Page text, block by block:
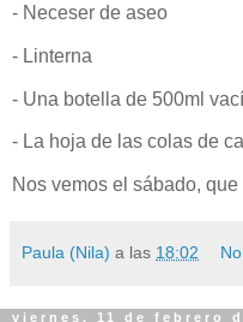
- Neceser de aseo
- Linterna
- Una botella de 500ml
- La hoja de las colas de
Nos vemos el sábado,
Paula (Nila) a las 18:02
viernes, 11 de febrero